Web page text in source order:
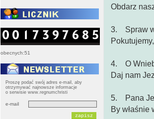
obecnych:51
Proszę podać swój adres e-mail, aby
otrzymywać najnowsze informacje
o serwisie www.regnumchristi
e-mail
Obdarz
3. Spraw
4. O
Daj nam
5. Pana
By właśnie